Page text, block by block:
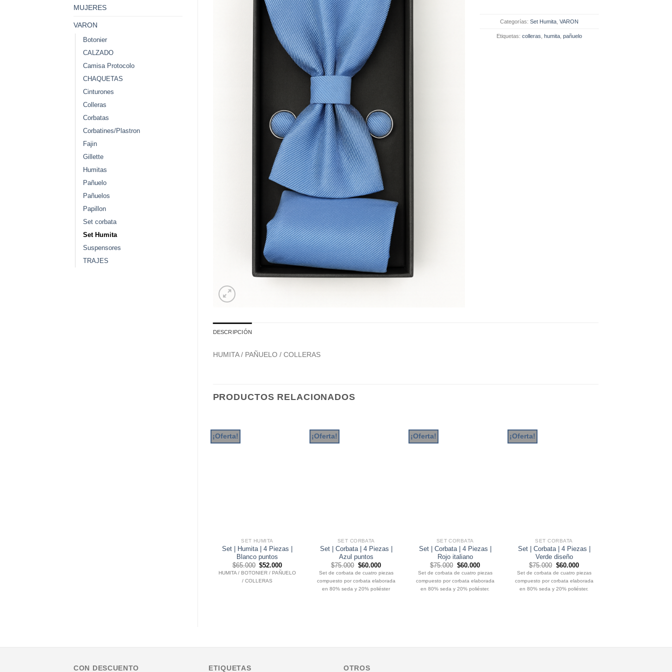
MUJERES
VARON
Botonier
CALZADO
Camisa Protocolo
CHAQUETAS
Cinturones
Colleras
Corbatas
Corbatines/Plastron
Fajin
Gillette
Humitas
Pañuelo
Pañuelos
Papillon
Set corbata
Set Humita
Suspensores
TRAJES
Categorías: Set Humita, VARON
Etiquetas: colleras humita, pañuelo
DESCRIPCIÓN
HUMITA / PAÑUELO / COLLERAS
PRODUCTOS RELACIONADOS
¡Oferta!
SET HUMITA
Set | Humita | 4 Piezas |
Blanco puntos
$65.000 El
precio
era:
$52.000El
precio
HUMITA / BOTONIER / PAÑUELO
/ COLLERAS
¡Oferta!
SET CORBATA
Set | Corbata | 4 Piezas |
Azul puntos
$75.000 El
precio
era:
$75.000.
$60.000El
precio
es:
$60.000.
Set de corbata de cuatro piezas
compuesto por corbata elaborada
en 80% seda y 20% poliéster
¡Oferta!
SET CORBATA
Set | Corbata | 4 Piezas |
Rojo italiano
$75.000 El
precio
era:
$75.000.
$60.000El
precio
es:
$60.000.
Set de corbata de cuatro piezas
compuesto por corbata elaborada
en 80% seda y 20% poliéster.
¡Oferta!
SET CORBATA
Set | Corbata | 4 Piezas |
Verde diseño
$75.000 El
precio
era:
$75.000.
$60.000El
precio
es:
$60.000.
Set de corbata de cuatro piezas
compuesto por corbata elaborada
en 80% seda y 20% poliéster.
CON DESCUENTO ETIQUETAS OTROS